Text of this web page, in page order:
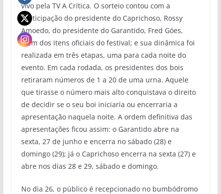
vivo pela TV A Crítica. O sorteio contou com a
participação do presidente do Caprichoso, Rossy
Amoedo, do presidente do Garantido, Fred Góes,
além dos itens oficiais do festival; e sua dinâmica foi
realizada em três etapas, uma para cada noite do
evento. Em cada rodada, os presidentes dos bois
retiraram números de 1 a 20 de uma urna. Aquele
que tirasse o número mais alto conquistava o direito
de decidir se o seu boi iniciaria ou encerraria a
apresentação naquela noite. A ordem definitiva das
apresentações ficou assim: o Garantido abre na
sexta, 27 de junho e encerra no sábado (28) e
domingo (29); já o Caprichoso encerra na sexta (27) e
abre nos dias 28 e 29, sábado e domingo.
No dia 26, o público é recepcionado no bumbódromo